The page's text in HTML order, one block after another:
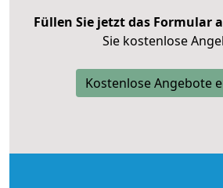
Füllen Sie jetzt das Formular
Sie kostenlose
Kostenlose Angebote